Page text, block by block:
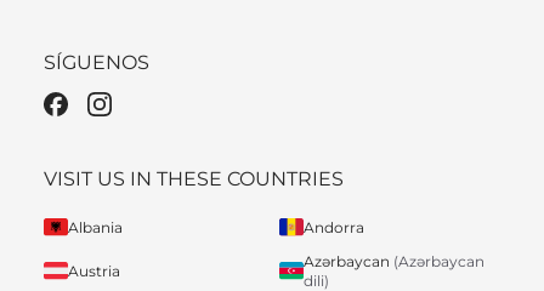
SÍGUENOS
VISIT US IN THESE COUNTRIES
Albania Andorra
Austria
Azərbaycan (Azərbaycan
dili)